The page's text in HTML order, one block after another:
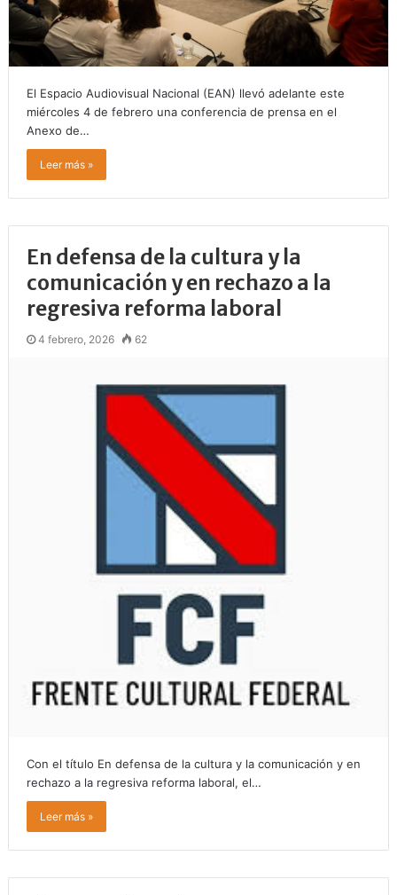
El Espacio Audiovisual Nacional (EAN) llevó adelante este
miércoles 4 de febrero una conferencia de prensa en el
Anexo de…
Leer más »
En defensa de la cultura y la
comunicación y en rechazo a la
regresiva reforma laboral
4 febrero, 2026 62
Con el título En defensa de la cultura y la comunicación y en
rechazo a la regresiva reforma laboral, el…
Leer más »